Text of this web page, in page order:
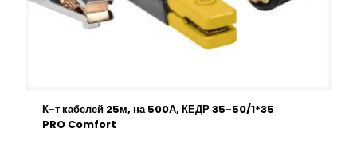
К-т кабелей 25м, на 500А, КЕДР 35-50/1*35
PRO Comfort